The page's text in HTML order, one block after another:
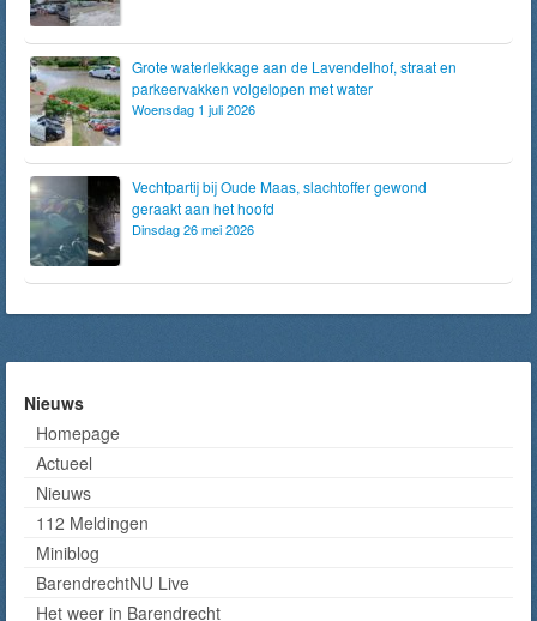
Grote waterlekkage aan de Lavendelhof, straat en
parkeervakken volgelopen met water
Woensdag 1 juli 2026
Vechtpartij bij Oude Maas, slachtoffer gewond
geraakt aan het hoofd
Dinsdag 26 mei 2026
Nieuws
Homepage
Actueel
Nieuws
112 Meldingen
Miniblog
BarendrechtNU Live
Het weer in Barendrecht